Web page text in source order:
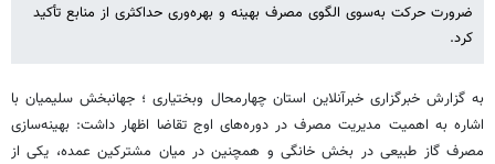
ضرورت حرکت به‌سوی الگوی مصرف بهینه و بهره‌وری حداکثری از منابع تأکید
کرد.
به گزارش خبرگزاری خبرآنلاین استان چهارمحال وبختیاری ؛ جهانبخش سلیمیان با
اشاره به اهمیت مدیریت مصرف در دوره‌های اوج تقاضا اظهار داشت: بهینه‌سازی
مصرف گاز طبیعی در بخش خانگی و همچنین در میان مشترکین عمده، یکی از